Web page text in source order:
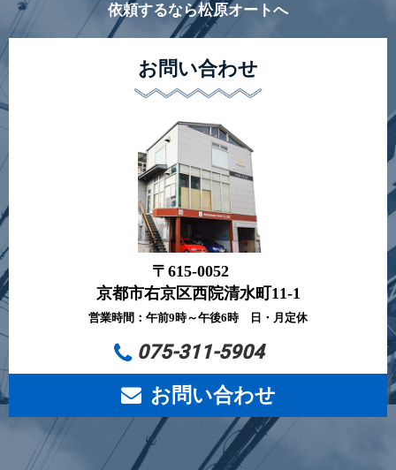
依頼するなら松原オートへ
お問い合わせ
〒615-0052
京都市右京区西院清水町11-1
営業時間：午前9時～午後6時 日・月定休
075-311-5904
お問い合わせ